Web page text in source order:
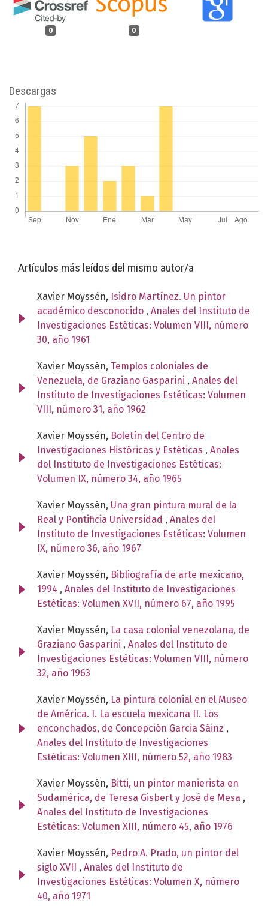
0 0
Descargas
Artículos más leídos del mismo autor/a
Xavier Moyssén, Isidro Martínez. Un pintor
académico desconocido , Anales del Instituto de
Investigaciones Estéticas: Volumen VIII, número
30, año 1961
Xavier Moyssén, Templos coloniales de
Venezuela, de Graziano Gasparini , Anales del
Instituto de Investigaciones Estéticas: Volumen
VIII, número 31, año 1962
Xavier Moyssén, Boletín del Centro de
Investigaciones Históricas y Estéticas , Anales
del Instituto de Investigaciones Estéticas:
Volumen IX, número 34, año 1965
Xavier Moyssén, Una gran pintura mural de la
Real y Pontificia Universidad , Anales del
Instituto de Investigaciones Estéticas: Volumen
IX, número 36, año 1967
Xavier Moyssén, Bibliografía de arte mexicano,
1994 , Anales del Instituto de Investigaciones
Estéticas: Volumen XVII, número 67, año 1995
Xavier Moyssén, La casa colonial venezolana, de
Graziano Gasparini , Anales del Instituto de
Investigaciones Estéticas: Volumen VIII, número
32, año 1963
Xavier Moyssén, La pintura colonial en el Museo
de América. I. La escuela mexicana II. Los
enconchados, de Concepción Garcia Sáinz ,
Anales del Instituto de Investigaciones
Estéticas: Volumen XIII, número 52, año 1983
Xavier Moyssén, Bitti, un pintor manierista en
Sudamérica, de Teresa Gisbert y José de Mesa ,
Anales del Instituto de Investigaciones
Estéticas: Volumen XIII, número 45, año 1976
Xavier Moyssén, Pedro A. Prado, un pintor del
siglo XVII , Anales del Instituto de
Investigaciones Estéticas: Volumen X, número
40, año 1971